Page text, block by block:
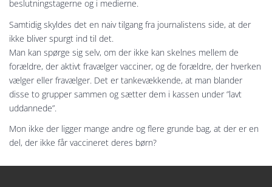
beslutningstagerne og i medierne.
Samtidig skyldes det en naiv tilgang fra journalistens side, at der
ikke bliver spurgt ind til det.
Man kan spørge sig selv, om der ikke kan skelnes mellem de
forældre, der aktivt fravælger vacciner, og de forældre, der hverken
vælger eller fravælger. Det er tankevækkende, at man blander
disse to grupper sammen og sætter dem i kassen under ”lavt
uddannede”.
Mon ikke der ligger mange andre og flere grunde bag, at der er en
del, der ikke får vaccineret deres børn?